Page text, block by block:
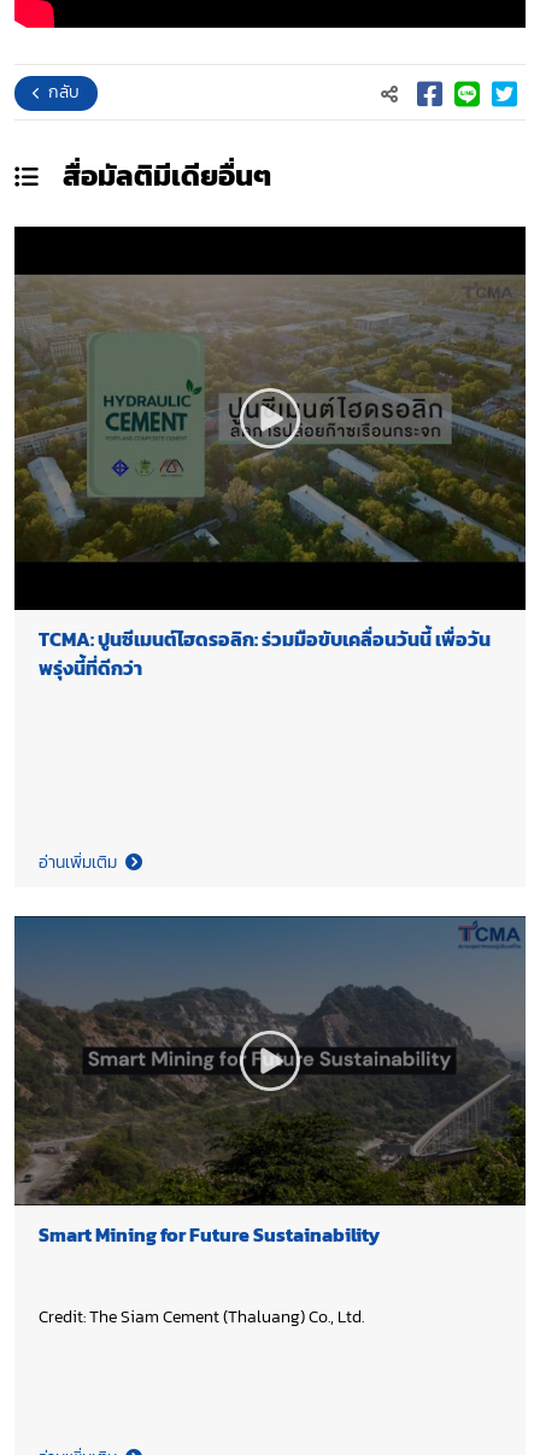
กลับ
สื่อมัลติมีเดียอื่นๆ
TCMA: ปูนซีเมนต์ไฮดรอลิก: ร่วมมือขับเคลื่อนวันนี้ เพื่อวัน
พรุ่งนี้ที่ดีกว่า
อ่านเพิ่มเติม
Smart Mining for Future Sustainability
Credit: The Siam Cement (Thaluang) Co., Ltd.